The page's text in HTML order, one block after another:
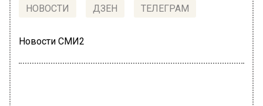
НОВОСТИ ДЗЕН ТЕЛЕГРАМ
Новости СМИ2